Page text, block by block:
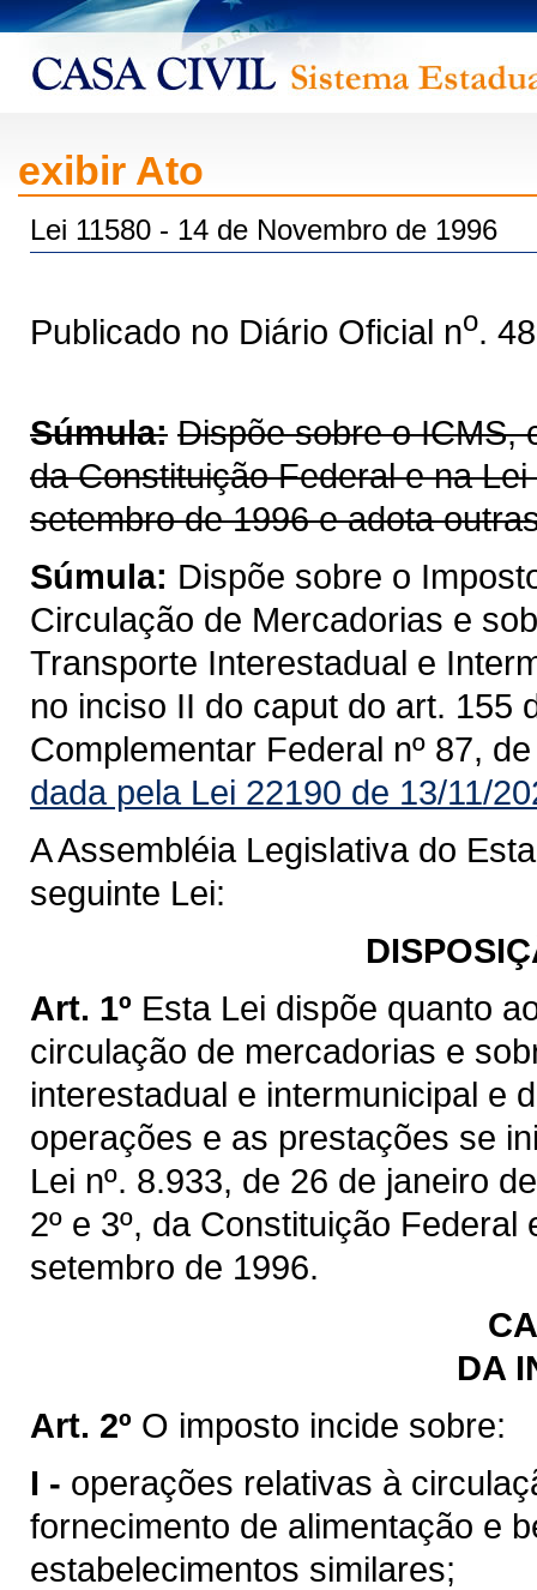
exibir Ato
Lei 11580 - 14 de Novembro de 1996
Publicado no Diário Oficial no.
Súmula: Dispõe sobre o ICMS,
da Constituição Federal e na
setembro de 1996 e adota
Súmula: Dispõe sobre o
Circulação de Mercadorias e
Transporte Interestadual e
no inciso II do caput do art. 155
Complementar Federal nº 87,
dada pela Lei 22190 de 13/11/
A Assembléia Legislativa do
seguinte Lei:
Art. 1º Esta Lei dispõe quanto
circulação de mercadorias e
interestadual e intermunicipal e
operações e as prestações se
Lei nº. 8.933, de 26 de janeiro
2º e 3º, da Constituição
setembro de 1996.
DA
Art. 2º O imposto incide sobre:
I - operações relativas à
fornecimento de alimentação e
estabelecimentos similares;